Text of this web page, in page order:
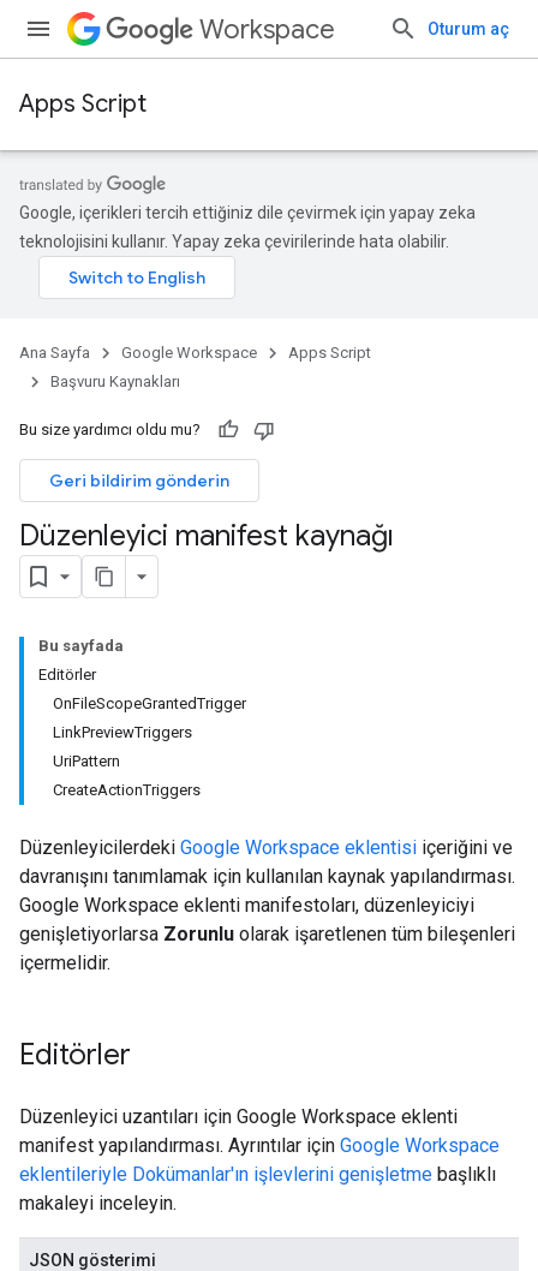
Workspace Oturum aç
Apps Script
Google, içerikleri tercih ettiğiniz dile çevirmek için yapay zeka
teknolojisini kullanır. Yapay zeka çevirilerinde hata olabilir.
Ana Sayfa Google Workspace
Apps Script
Başvuru Kaynakları
Bu size yardımcı oldu mu?
Geri bildirim gönderin
Düzenleyici manifest kaynağı
Bu sayfada
Editörler
OnFileScopeGrantedTrigger
LinkPreviewTriggers
UriPattern
CreateActionTriggers
Düzenleyicilerdeki Google Workspace eklentisi içeriğini ve
davranışını tanımlamak için kullanılan kaynak yapılandırması.
Google Workspace eklenti manifestoları, düzenleyiciyi
genişletiyorlarsa Zorunlu olarak işaretlenen tüm bileşenleri
içermelidir.
Editörler
Düzenleyici uzantıları için Google Workspace eklenti
manifest yapılandırması. Ayrıntılar için Google Workspace
eklentileriyle Dokümanlar'ın işlevlerini genişletme başlıklı
makaleyi inceleyin.
JSON gösterimi